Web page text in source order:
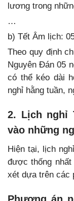
lương trong
…
b) Tết Âm lịch:
Theo quy định
Nguyên Đán 05
có thể kéo dài
nghỉ hằng tuần,
2. Lịch nghỉ
vào những
Hiện tại, lịch
được thống
xét dựa trên các